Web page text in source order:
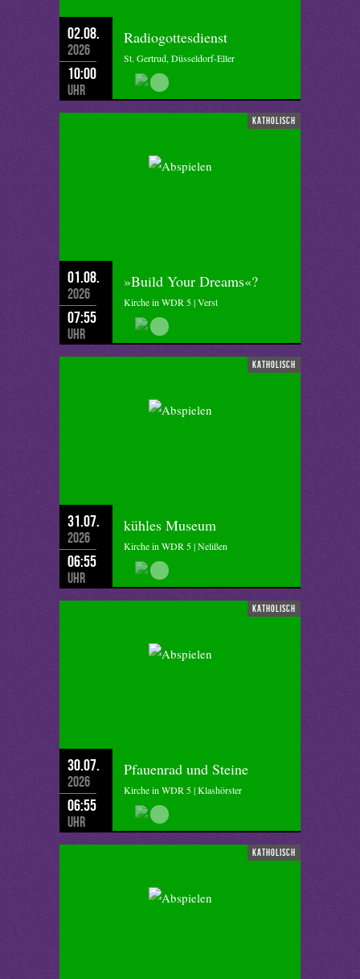
02.08.
2026
10:00
Uhr
Radiogottesdienst
St. Gertrud, Düsseldorf-Eller
katholisch
01.08.
2026
07:55
Uhr
»Build Your Dreams«?
Kirche in WDR 5 | Verst
katholisch
31.07.
2026
06:55
Uhr
kühles Museum
Kirche in WDR 5 | Nelißen
katholisch
30.07.
2026
06:55
Uhr
Pfauenrad und Steine
Kirche in WDR 5 | Klashörster
katholisch